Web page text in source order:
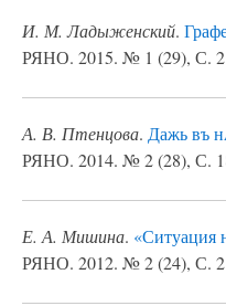
И. М. Ладыженский.
РЯНО. 2015. № 1 (29), С.
А. В. Птенцова. Дажь въ
РЯНО. 2014. № 2 (28), С.
Е. А. Мишина. «Ситуация
РЯНО. 2012. № 2 (24), С.